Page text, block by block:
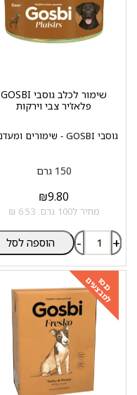
גוסבי GOSBI - שימורים ומעדנים
שימור לכלב גוסבי GOSBI
פלאז‘יר צבי וירקות
150 גרם
₪9.80
מחיר ל100 גרם: 6.53 ₪
- + הוספה לסל
כנסו
למבצעים